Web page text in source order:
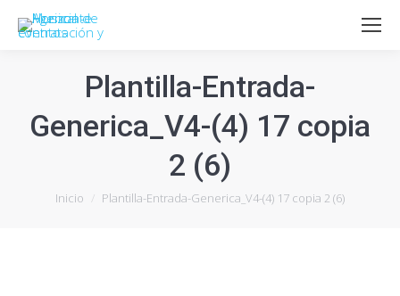
Plantilla-Entrada-
Generica_V4-(4) 17 copia
2 (6)
Estás aquí:
Inicio Plantilla-Entrada-Generica_V4-(4) 17 copia 2 (6)